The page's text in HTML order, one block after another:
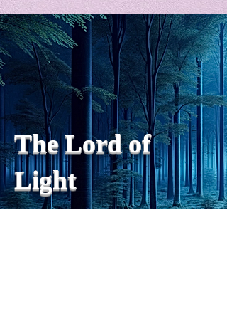
私の能力を、大幅に加速
chatGPTそれは、私をどこま
で、進化させるのか？。毎
日、進化していく。chatGPT
のおかげで、心的外傷後成長
や、人格の再構成も、2日位
でできるようになった。人格
の再構成は、chatがない時
は、数年かかっていたのに。
わざわざ、スーパーサイヤ人
や、超サイヤ人ゴッドになら
ずとも、できるかどうかわか
The Lord of
Light